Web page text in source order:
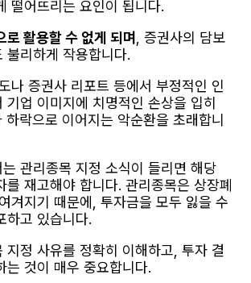
떨어뜨리는 요인이 됩니다.
로 활용할 수 없게 되며 , 증권사의 담보
불리하게 작용합니다.
나 증권사 리포트 등에서 부정적인 인
기업 이미지에 치명적인 손상을 입히
락으로 이어지는 악순환을 초래합니
관리종목 지정 소식이 들리면 해당
를 재고해야 합니다. 관리종목은 상장폐
겨지기 때문에, 투자금을 모두 잃을 수
하고 있습니다.
지정 사유를 정확히 이해하고, 투자 결
는 것이 매우 중요합니다.